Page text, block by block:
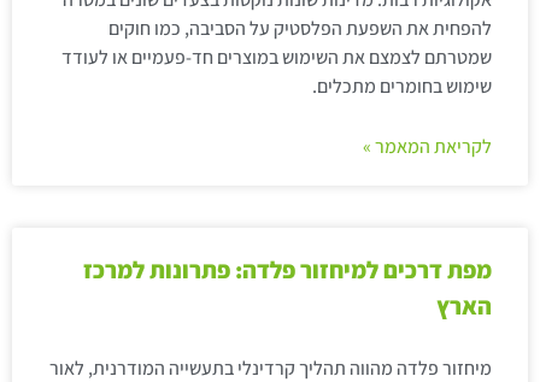
להפחית את השפעת הפלסטיק על הסביבה, כמו חוקים
שמטרתם לצמצם את השימוש במוצרים חד-פעמיים או לעודד
שימוש בחומרים מתכלים.
לקריאת המאמר »
מפת דרכים למיחזור פלדה: פתרונות למרכז
הארץ
מיחזור פלדה מהווה תהליך קרדינלי בתעשייה המודרנית, לאור